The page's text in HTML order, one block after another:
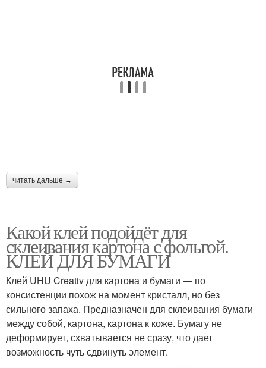
читать дальше →
Какой клей подойдёт для
склеивания картона с фольгой.
КЛЕЙ ДЛЯ БУМАГИ
Клей UHU Creativ для картона и бумаги — по
консистенции похож на момент кристалл, но без
сильного запаха. Предназначен для склеивания бумаги
между собой, картона, картона к коже. Бумагу не
деформирует, схватывается не сразу, что дает
возможность чуть сдвинуть элемент.